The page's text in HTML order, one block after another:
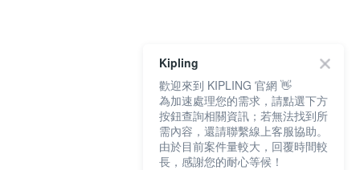
Kipling
歡迎來到 KIPLING 官網 👋
為加速處理您的需求，請點選下方
按鈕查詢相關資訊；若無法找到所
需內容，還請聯繫線上客服協助。
由於目前案件量較大，回覆時間較
長，感謝您的耐心等候！